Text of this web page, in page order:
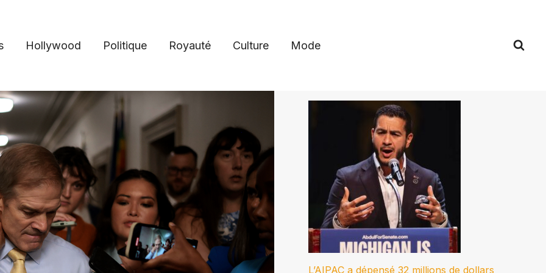
Hollywood Politique Royauté Culture Mode
L’AIPAC a dépensé 32 millions de dollars